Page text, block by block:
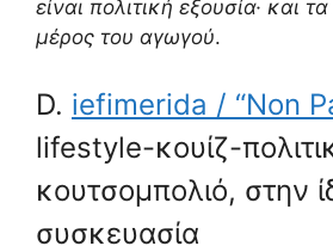
είναι πολιτική εξουσία· και
μέρος του αγωγού.
D. iefimerida / “Non
lifestyle-κουίζ-
κουτσομπολιό, στην
συσκευασία